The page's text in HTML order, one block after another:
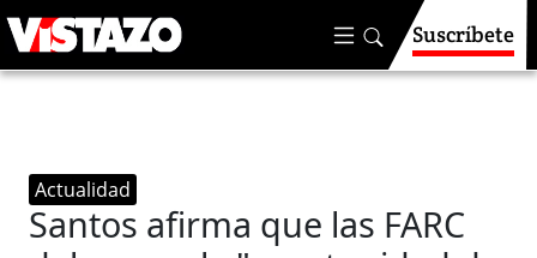
Suscríbete
Actualidad
Santos afirma que las FARC